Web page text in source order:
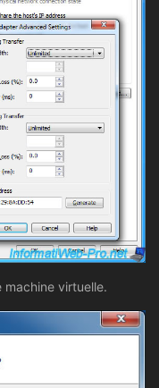
virtuelle.